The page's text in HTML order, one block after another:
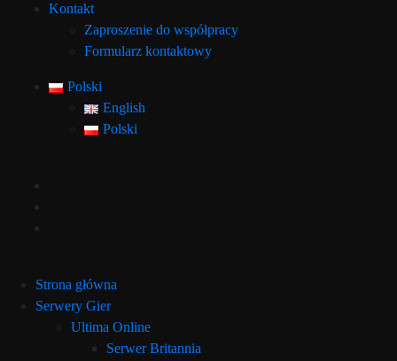
Kontakt
Zaproszenie do współpracy
Formularz kontaktowy
Polski
English
Polski
Strona główna
Serwery Gier
Ultima Online
Serwer Britannia